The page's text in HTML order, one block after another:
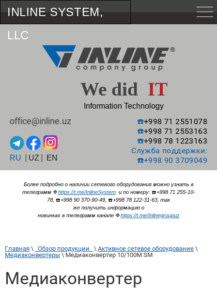
INLINE SYSTEM,
LLC
We did IT
Information Technology
office@inline.uz
RU UZ EN
☎️+998 71 2551078
☎️+998 71 2553163
☎️+998 78 1223163
Служба поддержки:
☎️+998 90 3709049
Более подробно о наличии сетевого оборудования можно узнать в
телеграмм 🔷https://t.me/InlineSystemи по номеру: ☎️+998 71 255-10-
78, ☎️+998 90 370-90-49, ☎️+998 78 122-31-63, так
же получить информацию о
новинках в телеграмм канале 🔷https://t.me/Inlinegroupuz
Главная \ Обзор продукции \ Активное сетевое оборудование
Медиаконвертеры \ Медиаконвертер 10/100M SM
Медиаконвертер